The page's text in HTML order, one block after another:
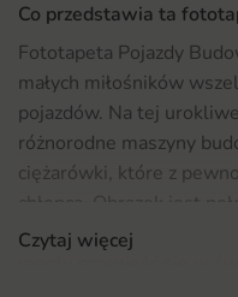
Co przedstawia ta
Fototapeta Pojazdy
małych miłośników
pojazdów. Na tej
różnorodne maszyny
ciężarówki, które z
dziecięcy staje się
Czytaj więcej